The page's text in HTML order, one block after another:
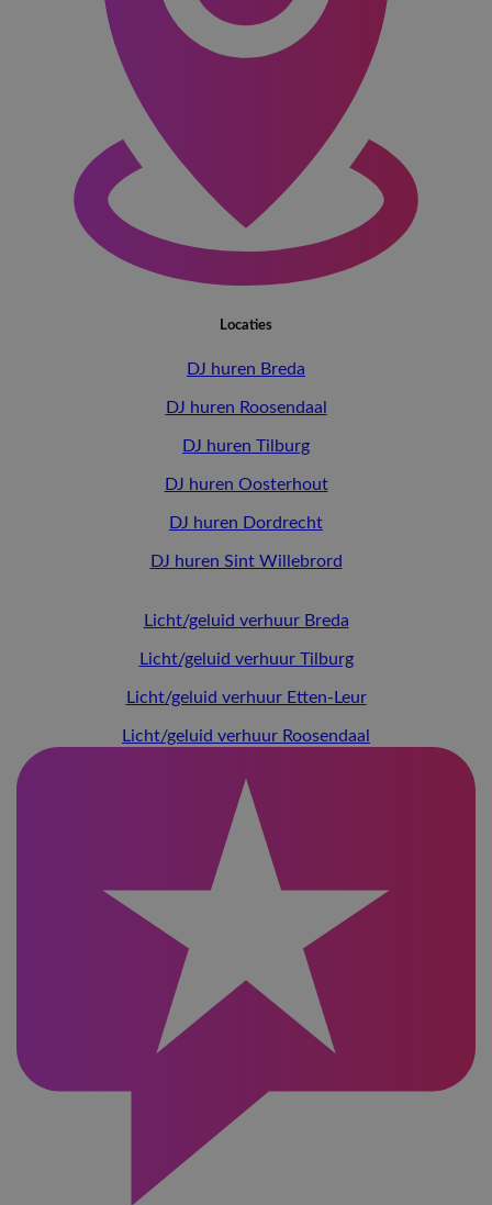
Locaties
DJ huren Breda
DJ huren Roosendaal
DJ huren Tilburg
DJ huren Oosterhout
DJ huren Dordrecht
DJ huren Sint Willebrord
Licht/geluid verhuur Breda
Licht/geluid verhuur Tilburg
Licht/geluid verhuur Etten-Leur
Licht/geluid verhuur Roosendaal